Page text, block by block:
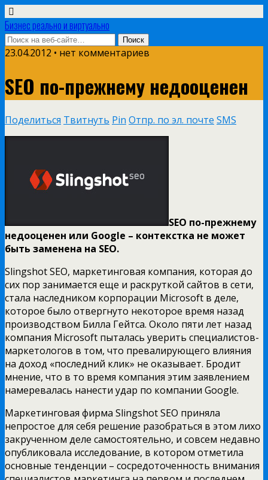
Бизнес реально и виртуально
23.04.2012 • нет комментариев
SEO по-прежнему недооценен
Поделиться Твитнуть Pin Отпр. по эл. почте SMS
SEO по-прежнему
недооценен или Google – контекстка не может
быть заменена на SEO.
Slingshot SEO, маркетинговая компания, которая до
сих пор занимается еще и раскруткой сайтов в сети,
стала наследником корпорации Microsoft в деле,
которое было отвергнуто некоторое время назад
производством Билла Гейтса. Около пяти лет назад
компания Microsoft пыталась уверить специалистов-
маркетологов в том, что превалирующего влияния
на доход «последний клик» не оказывает. Бродит
мнение, что в то время компания этим заявлением
намеревалась нанести удар по компании Google.
Маркетинговая фирма Slingshot SEO приняла
непростое для себя решение разобраться в этом лихо
закрученном деле самостоятельно, и совсем недавно
опубликовала исследование, в котором отметила
основные тенденции – сосредоточенность внимания